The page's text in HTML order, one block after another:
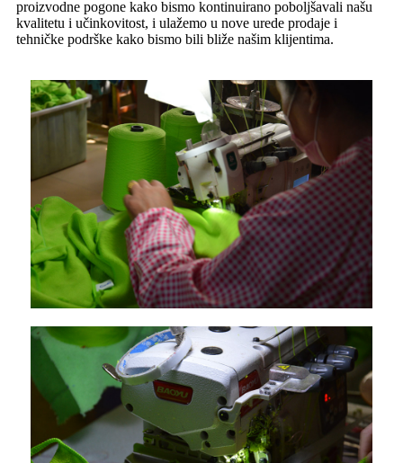
proizvodne pogone kako bismo kontinuirano poboljšavali našu
kvalitetu i učinkovitost, i ulažemo u nove urede prodaje i
tehničke podrške kako bismo bili bliže našim klijentima.